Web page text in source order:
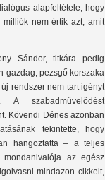
alapfeltétele, hogy
nem értik azt, amit
Sándor, titkára pedig
gazdag, pezsgő korszaka
rendszer nem tart igényt
A szabadművelődést
Kövendi Dénes azonban
tekintette, hogy
hangoztatta – a teljes
az egész
mindazon cikkeit,